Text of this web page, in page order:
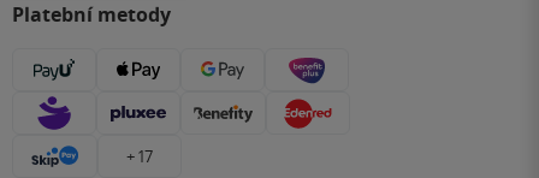
Platební metody
+ 17